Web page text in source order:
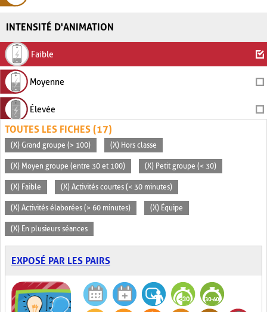
INTENSITÉ D'ANIMATION
Faible
Moyenne
Élevée
TOUTES LES FICHES (17)
(X) Grand groupe (> 100) (X) Hors classe
(X) Moyen groupe (entre 30 et 100) (X) Petit groupe (< 30)
(X) Faible (X) Activités courtes (< 30 minutes)
(X) Activités élaborées (> 60 minutes) (X) Équipe
(X) En plusieurs séances
EXPOSÉ PAR LES PAIRS